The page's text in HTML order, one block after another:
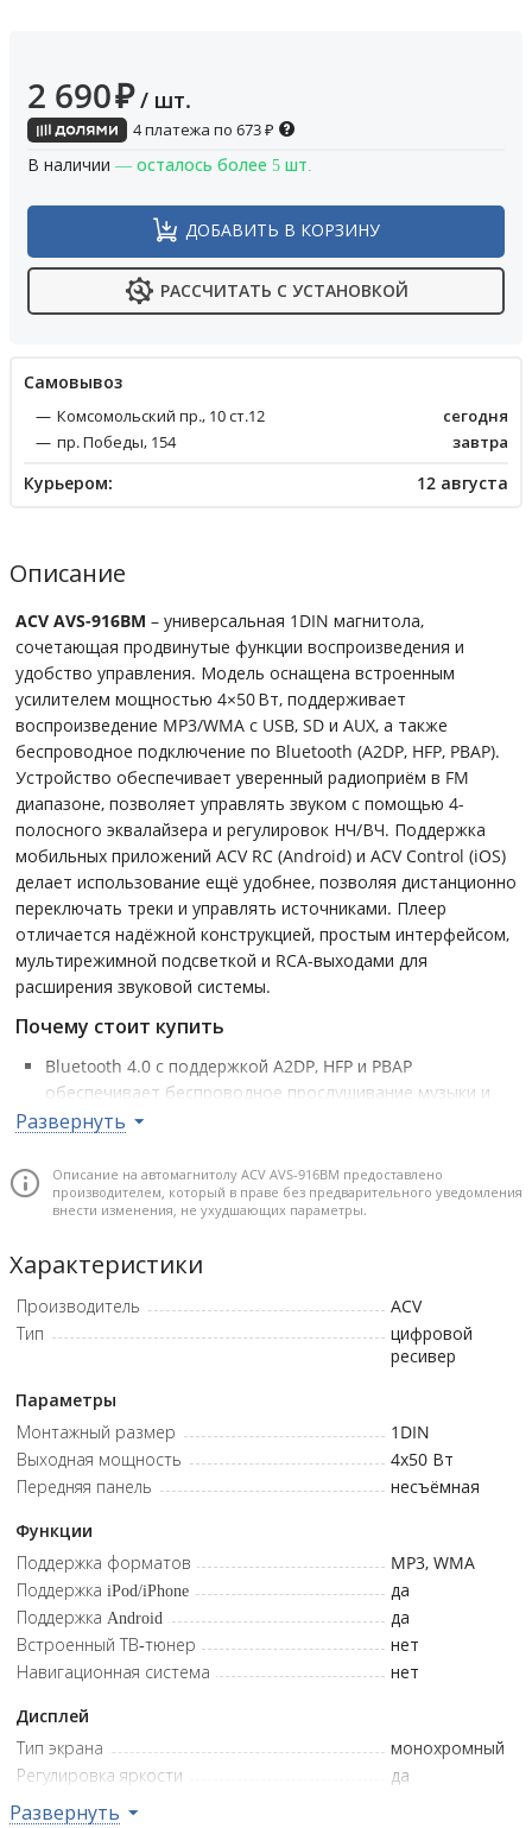
2 690₽ / шт.
4 платежа по 673₽
В наличии — осталось более 5 шт.
ДОБАВИТЬ В КОРЗИНУ
РАССЧИТАТЬ С УСТАНОВКОЙ
Cамовывоз
Комсомольский пр., 10 ст.12
сегодня
пр. Победы, 154
завтра
Курьером: 12 августа
Описание
ACV AVS-916BM – универсальная 1DIN магнитола,
сочетающая продвинутые функции воспроизведения и
удобство управления. Модель оснащена встроенным
усилителем мощностью 4×50 Вт, поддерживает
воспроизведение MP3/WMA с USB, SD и AUX, а также
беспроводное подключение по Bluetooth (A2DP, HFP, PBAP).
Устройство обеспечивает уверенный радиоприём в FM
диапазоне, позволяет управлять звуком с помощью 4-
полосного эквалайзера и регулировок НЧ/ВЧ. Поддержка
мобильных приложений ACV RC (Android) и ACV Control (iOS)
делает использование ещё удобнее, позволяя дистанционно
переключать треки и управлять источниками. Плеер
отличается надёжной конструкцией, простым интерфейсом,
мультирежимной подсветкой и RCA-выходами для
расширения звуковой системы.
Почему стоит купить
Bluetooth 4.0 с поддержкой A2DP, HFP и PBAP
обеспечивает беспроводное прослушивание музыки и
звонки в режиме Hands-Free.
мощный и чистый звук без внешних компонентов.
Поддержка воспроизведения с USB, SD и AUX расширяет
Совместимость с приложениями ACV RC и ACV Control
Изменяемая подсветка кнопок и компактный дизайн
делают установку эстетичной и гармоничной с
Развернуть
Описание на автомагнитолу ACV AVS-916BM предоставлено
производителем, который в праве без предварительного уведомления
внести изменения, не ухудшающих параметры.
Характеристики
Производитель
ACV
Тип
цифровой
ресивер
Параметры
Монтажный размер
1DIN
Выходная мощность
4x50 Вт
Передняя панель
несъёмная
Функции
Поддержка форматов
MP3, WMA
Поддержка iPod/iPhone
да
Поддержка Android
да
Встроенный ТВ-тюнер
нет
Навигационная система
нет
Дисплей
Тип экрана
монохромный
Регулировка яркости
да
Кириллические символы
Развернуть